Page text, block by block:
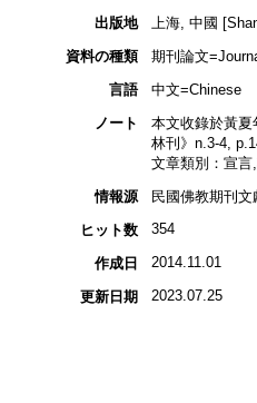
出版地
上海, 中國
資料の種類
期刊論文
言語
中文=Chinese
ノート
本文收錄於黃夏
林刊》n.3-4,
文章類別：宣言
情報源
民國佛教期刊
ヒット数
354
作成日 2014.11.01
更新日期 2023.07.25